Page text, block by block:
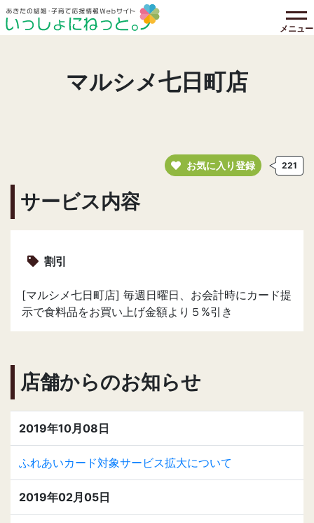
メニュー
マルシメ七日町店
お気に入り登録 221
サービス内容
割引
[マルシメ七日町店] 毎週日曜日、お会計時にカード提
示で食料品をお買い上げ金額より５%引き
店舗からのお知らせ
2019年10月08日
ふれあいカード対象サービス拡大について
2019年02月05日